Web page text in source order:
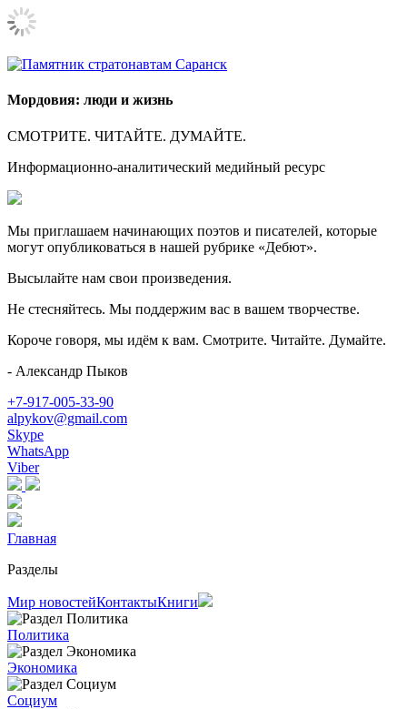
Мордовия: люди и жизнь
СМОТРИТЕ. ЧИТАЙТЕ. ДУМАЙТЕ.
Информационно-аналитический медийный ресурс
Мы приглашаем начинающих поэтов и писателей, которые
могут опубликоваться в нашей рубрике «Дебют».
Высылайте нам свои произведения.
Не стесняйтесь. Мы поддержим вас в вашем творчестве.
Короче говоря, мы идём к вам. Смотрите. Читайте. Думайте.
- Александр Пыков
+7-917-005-33-90
alpykov@gmail.com
Skype
WhatsApp
Viber
Главная
Разделы
Мир новостейКонтактыКниги
Политика
Экономика
Социум